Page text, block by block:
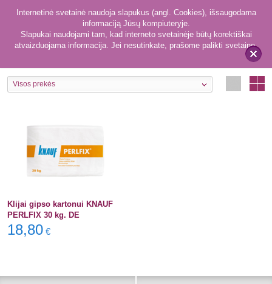
x
Internetinė svetainė naudoja slapukus (angl. Cookies), išsaugodama
informaciją Jūsų kompiuteryje.
Slapukai naudojami tam, kad interneto svetainėje būtų korektiškai
atvaizduojama informacija. Jei nesutinkate, prašome palikti svetainę.
Gipsas 1
Visos prekės
Klijai gipso kartonui KNAUF
PERLFIX 30 kg. DE
18,80 €